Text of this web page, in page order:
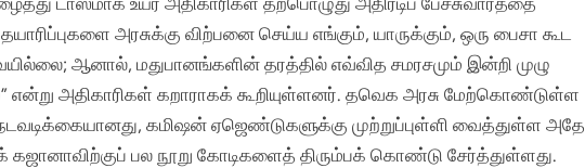
அரசுக்கு விற்பனை செய்ய எங்கும், யாருக்கும், ஒரு பைசா கூட
ஆனால், மதுபானங்களின் தரத்தில் எவ்வித சமரசமும் இன்றி முழு
அதிகாரிகள் கறாராகக் கூறியுள்ளனர். தவெக அரசு மேற்கொண்டுள்ள
கமிஷன் ஏஜெண்டுகளுக்கு முற்றுப்புள்ளி வைத்துள்ள அதே
பல நூறு கோடிகளைத் திரும்பக் கொண்டு சேர்த்துள்ளது.